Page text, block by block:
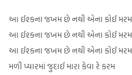
આ ઈશ્કના જખમ છે નથી એના કોઈ મરમ
આ ઈશ્કના જખમ છે નથી એના કોઈ મરમ
આ ઈશ્કના જખમ છે નથી એના કોઈ મરમ
મળી પ્યારમાં જુદાઈ મારા કેવા રે કરમ